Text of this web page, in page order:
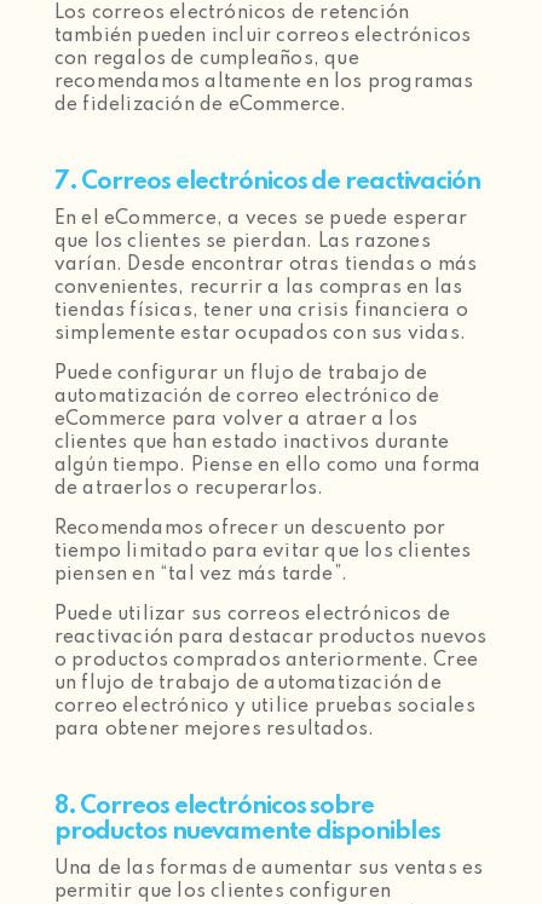
Los correos electrónicos de retención
también pueden incluir correos electrónicos
con regalos de cumpleaños, que
recomendamos altamente en los programas
de fidelización de eCommerce.
7. Correos electrónicos de reactivación
En el eCommerce, a veces se puede esperar
que los clientes se pierdan. Las razones
varían. Desde encontrar otras tiendas o más
convenientes, recurrir a las compras en las
tiendas físicas, tener una crisis financiera o
simplemente estar ocupados con sus vidas.
Puede configurar un flujo de trabajo de
automatización de correo electrónico de
eCommerce para volver a atraer a los
clientes que han estado inactivos durante
algún tiempo. Piense en ello como una forma
de atraerlos o recuperarlos.
Recomendamos ofrecer un descuento por
tiempo limitado para evitar que los clientes
piensen en “tal vez más tarde”.
Puede utilizar sus correos electrónicos de
reactivación para destacar productos nuevos
o productos comprados anteriormente. Cree
un flujo de trabajo de automatización de
correo electrónico y utilice pruebas sociales
para obtener mejores resultados.
8. Correos electrónicos sobre
productos nuevamente disponibles
Una de las formas de aumentar sus ventas es
permitir que los clientes configuren